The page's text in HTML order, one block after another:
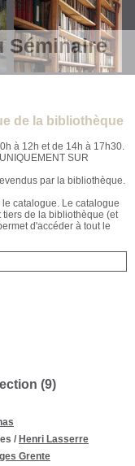
Séminaire
de la bibliothèque
à 12h et de 14h à 17h30.
SUR
par la bibliothèque.
le catalogue. Le catalogue
tiers de la bibliothèque (et
d'accéder à tout le
(9)
/ Henri Lasserre
Grente